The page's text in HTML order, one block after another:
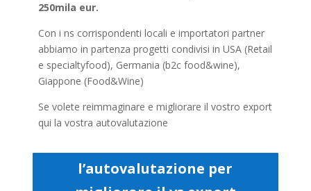
250mila eur.
Con i ns corrispondenti locali e importatori partner
abbiamo in partenza progetti condivisi in USA (Retail
e specialtyfood), Germania (b2c food&wine),
Giappone (Food&Wine)
Se volete reimmaginare e migliorare il vostro export
qui la vostra autovalutazione
l’autovalutazione per